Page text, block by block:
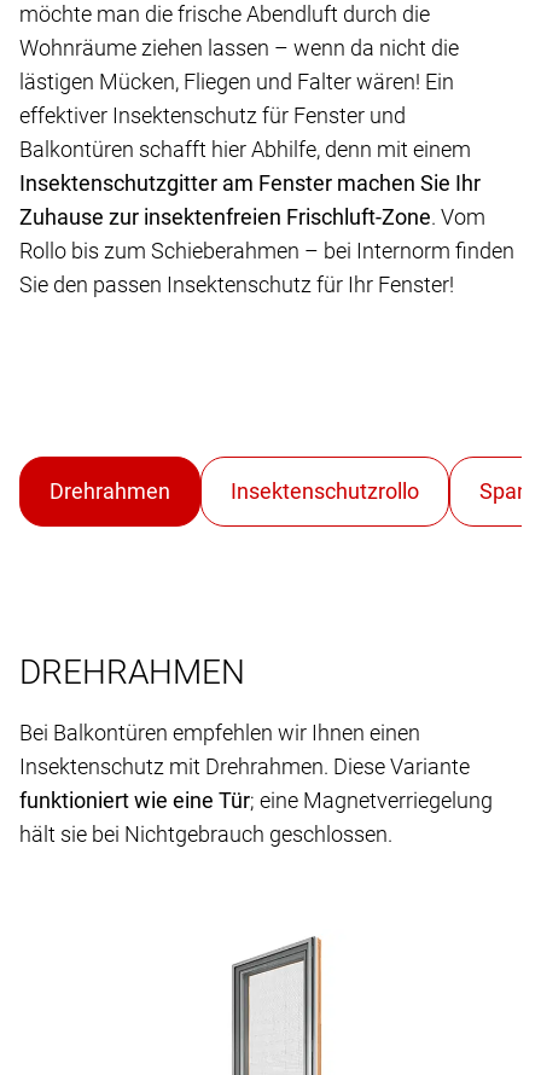
möchte man die frische Abendluft durch die
Wohnräume ziehen lassen – wenn da nicht die
lästigen Mücken, Fliegen und Falter wären! Ein
effektiver Insektenschutz für Fenster und
Balkontüren schafft hier Abhilfe, denn mit einem
Insektenschutzgitter am Fenster machen Sie Ihr
Zuhause zur insektenfreien Frischluft-Zone. Vom
Rollo bis zum Schieberahmen – bei Internorm finden
Sie den passen Insektenschutz für Ihr Fenster!
DREHRAHMEN
Bei Balkontüren empfehlen wir Ihnen einen
Insektenschutz mit Drehrahmen. Diese Variante
funktioniert wie eine Tür; eine Magnetverriegelung
hält sie bei Nichtgebrauch geschlossen.